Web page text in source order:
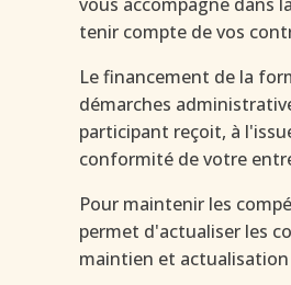
tenir compte de vos
Le financement de la
démarches
participant reçoit, à
conformité de votre
Pour maintenir les
permet d'actualiser les
maintien et